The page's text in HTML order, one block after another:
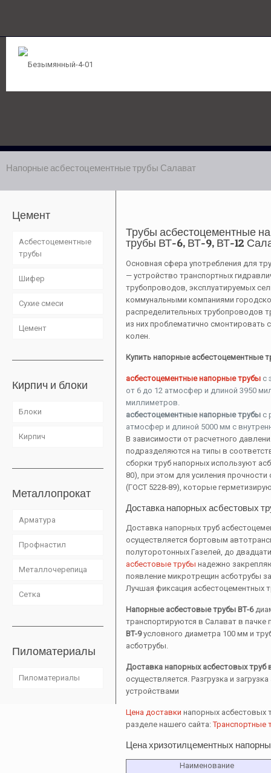
Напорные асбестоцементные трубы Салават
Трубы асбестоцементные
трубы ВТ-6, ВТ-9, ВТ-12
Основная сфера употребления для
— устройство транспортных
трубопроводов, эксплуатируемых
коммунальными компаниями
распределительных трубопроводов
из них проблематично смонтировать
колен.
Купить напорные асбестоцементные
асбестоцементные напорные трубыс
от 6 до 12 атмосфер и длиной 3950
миллиметров.
асбестоцементные напорные трубыс
атмосфер и длиной 5000 мм с
В зависимости от расчетного
подразделяются на типы в
сборки труб напорных используют
80), при этом для усиления
(ГОСТ 5228-89), которые
Доставка напорных асбестовых
Доставка напорных труб
осуществляется бортовым
полуторотонных Газелей, до
асбестовые трубы надежно
появление микротрещин асботрубы
Лучшая фиксация асбестоцементных
Напорные асбестовые трубы ВТ-6
транспортируются в Салават в пачке
ВТ-9условного диаметра 100 мм и
асботрубы.
Доставка напорных асбестовых труб
осуществляется. Разгрузка и
устройствами
Цена доставки напорных асбестовых
разделе нашего сайта:Транспортные
Цена хризотилцементных
Наименование
Цемент
Асбестоцементные
трубы
Шифер
Сухие смеси
Цемент
Кирпич и блоки
Блоки
Кирпич
Металлопрокат
Арматура
Профнастил
Металлочерепица
Сетка
Пиломатериалы
Пиломатериалы